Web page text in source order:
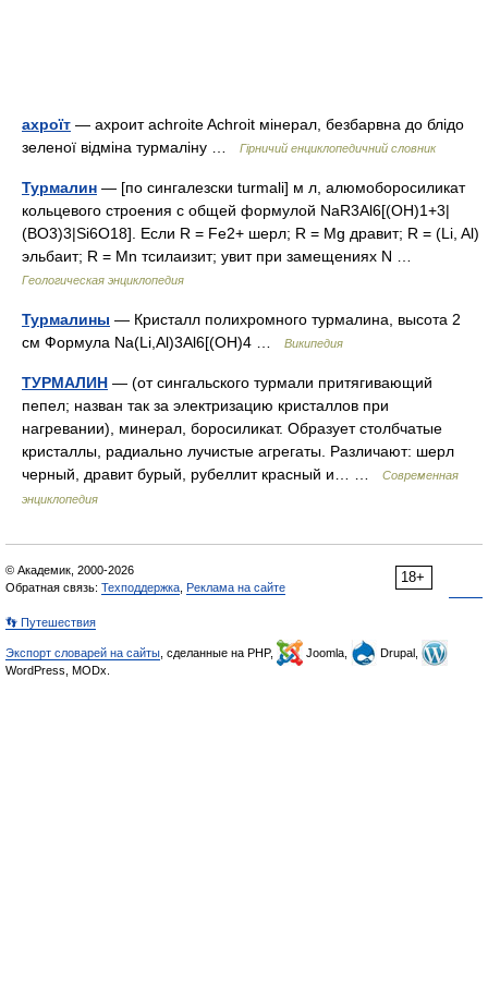
ахроїт — ахроит achroite Achroit мінерал, безбарвна до блідо
зеленої відміна турмаліну …
Гірничий енциклопедичний словник
Турмалин — [по сингалезски turmali] м л, алюмоборосиликат
кольцевого строения с общей формулой NaR3Al6[(OH)1+3|
(BO3)3|Si6O18]. Если R = Fe2+ шерл; R = Mg дравит; R = (Li, Al)
эльбаит; R = Mn тсилаизит; увит при замещениях N …
Геологическая энциклопедия
Турмалины — Кристалл полихромного турмалина, высота 2
см Формула Na(Li,Al)3Al6[(OH)4 …
Википедия
ТУРМАЛИН — (от сингальского турмали притягивающий
пепел; назван так за электризацию кристаллов при
нагревании), минерал, боросиликат. Образует столбчатые
кристаллы, радиально лучистые агрегаты. Различают: шерл
черный, дравит бурый, рубеллит красный и… …
Современная
энциклопедия
18+
© Академик, 2000-2026
Обратная связь: Техподдержка Реклама на сайте
👣 Путешествия
Экспорт словарей на сайты , сделанные на PHP, Joomla,
Drupal,
WordPress, MODx.